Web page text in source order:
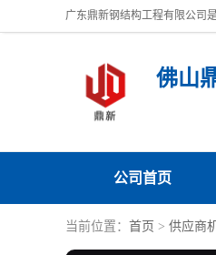
佛山
公司首页
当前位置： 首页 > 供应商